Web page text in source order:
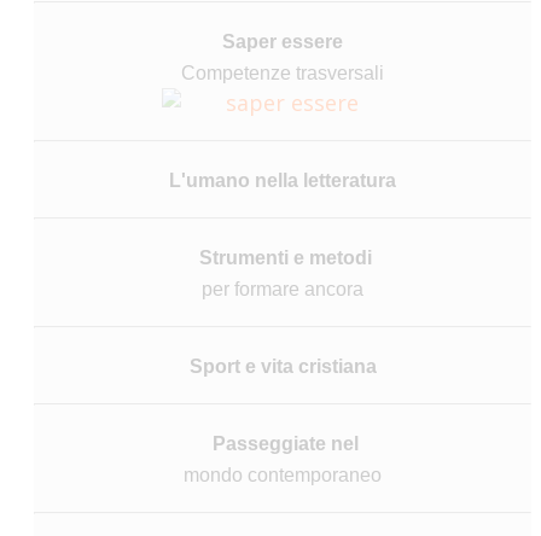
Saper essere
Competenze trasversali
L'umano nella letteratura
Strumenti e metodi
per formare ancora
Sport e vita cristiana
Passeggiate nel
mondo contemporaneo